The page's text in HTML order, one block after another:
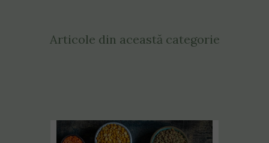
Articole din această categorie